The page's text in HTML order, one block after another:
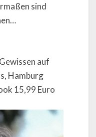
sind
auf
Hamburg
15,99 Euro